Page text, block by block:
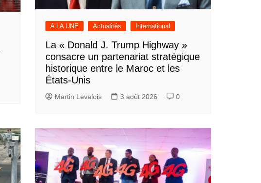
A LA UNE Actualités International
La « Donald J. Trump Highway »
consacre un partenariat stratégique
historique entre le Maroc et les
États-Unis
Martin Levalois 3 août 2026 0